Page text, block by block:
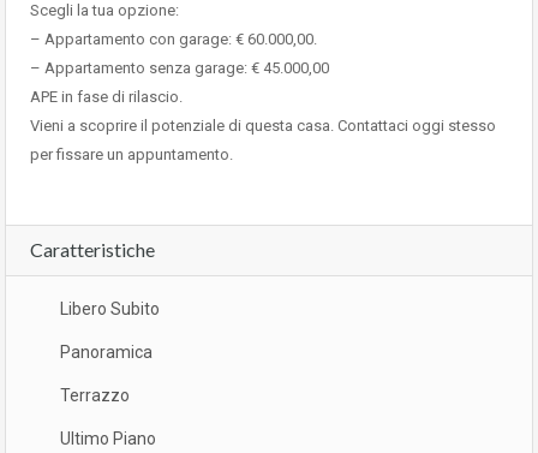
Scegli la tua opzione:
– Appartamento con garage: € 60.000,00.
– Appartamento senza garage: € 45.000,00
APE in fase di rilascio.
Vieni a scoprire il potenziale di questa casa. Contattaci oggi stesso
per fissare un appuntamento.
Caratteristiche
Libero Subito
Panoramica
Terrazzo
Ultimo Piano